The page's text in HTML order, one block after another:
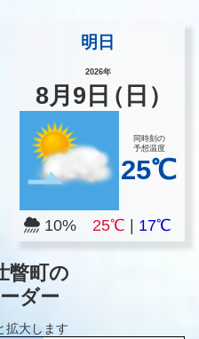
明日
2026年
8月 9 日（日）
同時刻の
予想温度
25℃
10% 25℃ 17℃
瞥町の
ダー
拡大します